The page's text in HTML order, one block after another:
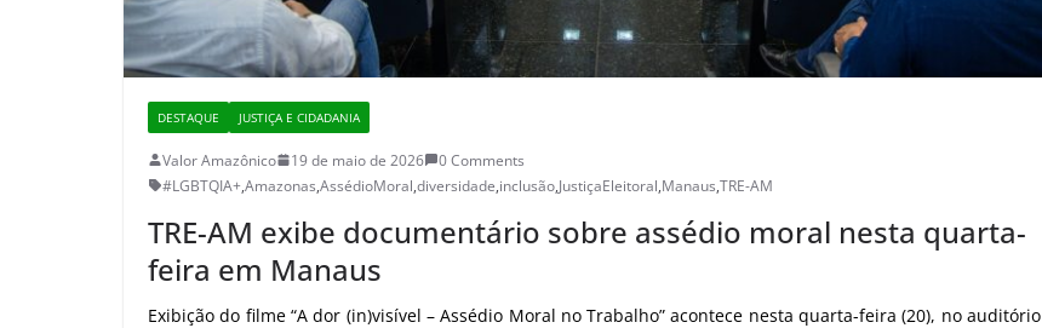
DESTAQUE JUSTIÇA E CIDADANIA
Valor Amazônico 19 de maio de 2026
0 Comments
#LGBTQIA+,Amazonas,AssédioMoral,diversidade,inclusão,JustiçaEleitoral,Manaus,TRE-AM
TRE-AM exibe documentário sobre assédio moral nesta quarta-
feira em Manaus
Exibição do filme “A dor (in)visível – Assédio Moral no Trabalho” acontece nesta quarta-feira (20), no auditório